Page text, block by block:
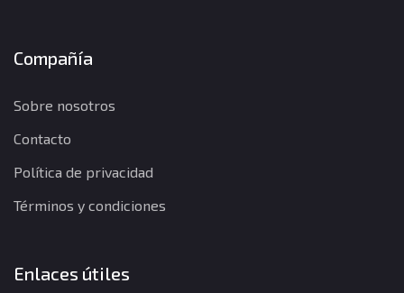
Compañía
Sobre nosotros
Contacto
Política de privacidad
Términos y condiciones
Enlaces útiles